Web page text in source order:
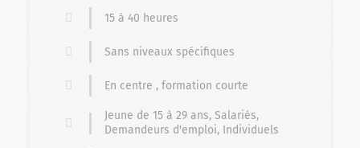
15 à 40 heures
Sans niveaux spécifiques
En centre , formation courte
Jeune de 15 à 29 ans, Salariés,
Demandeurs d'emploi, Individuels